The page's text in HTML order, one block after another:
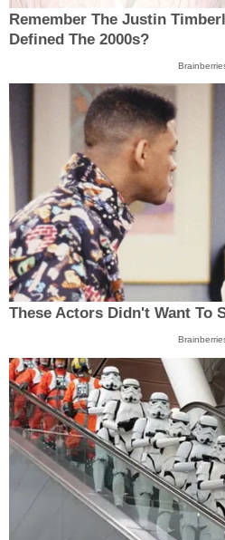
Remember The Justin
Defined The 2000s?
These Actors Didn't Want To